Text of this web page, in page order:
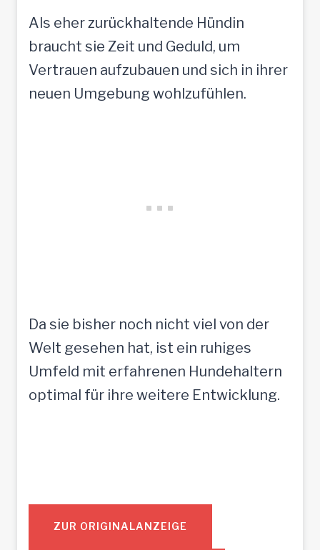
Als eher zurückhaltende Hündin
braucht sie Zeit und Geduld, um
Vertrauen aufzubauen und sich in ihrer
neuen Umgebung wohlzufühlen.
Da sie bisher noch nicht viel von der
Welt gesehen hat, ist ein ruhiges
Umfeld mit erfahrenen Hundehaltern
optimal für ihre weitere Entwicklung.
ZUR ORIGINALANZEIGE